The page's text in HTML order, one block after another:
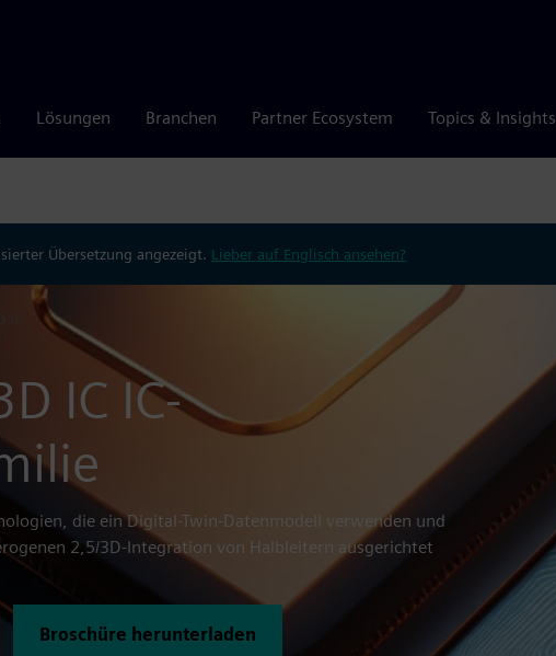
Lösungen Branchen Partner Ecosystem Topics & Insights
Übersetzung angezeigt. Lieber auf Englisch ansehen?
IC
IC IC-
die ein Digital-Twin-Datenmodell verwenden und
2,5/3D-Integration von Halbleitern ausgerichtet
Broschüre herunterladen